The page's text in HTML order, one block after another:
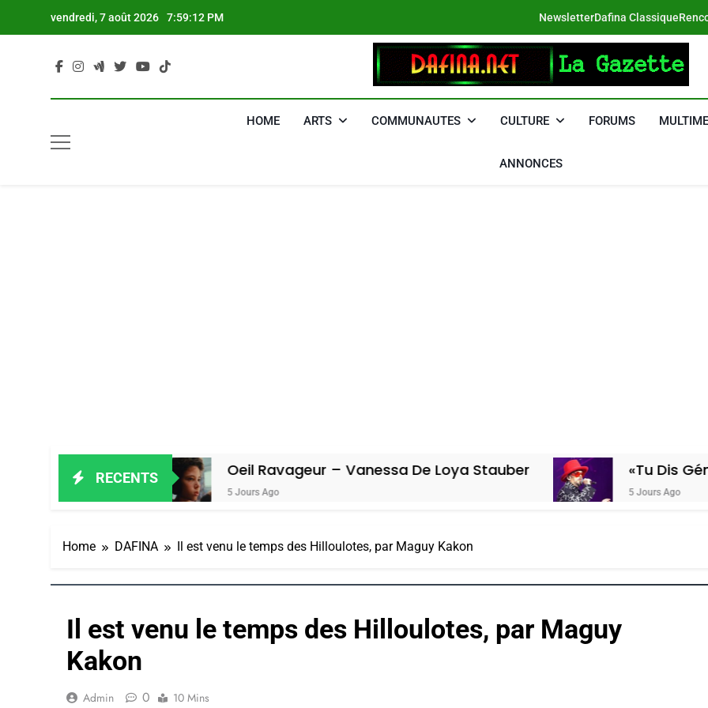
vendredi, 7 août 2026 7:59:13 PM NewsletterDafina Classique
DAFINA
HOME ARTS COMMUNAUTES CULTURE FORUMS
ANNONCES
RECENTSOeil Ravageur – Vanessa De Loya Stauber
5 Jours Ago
«Tu Dis Génocide, Je
5 Jours Ago
Home DAFINA Il est venu le temps des Hilloulotes, par Maguy Kakon
Il est venu le temps des Hilloulotes, par Maguy
Kakon
Admin 0 10 Mins